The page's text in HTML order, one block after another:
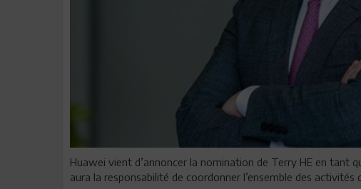
Huawei vient d’annoncer la nomination de Terry HE en tant
aura la responsabilité de coordonner l’ensemble des